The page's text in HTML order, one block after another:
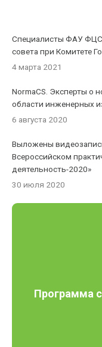
Специалисты ФАУ ФЦС
совета при Комитете
4 марта 2021
NormaCS. Эксперты о
области инженерных
6 августа 2020
Выложены
Всероссийском
деятельность-2020»
30 июля 2020
Программа